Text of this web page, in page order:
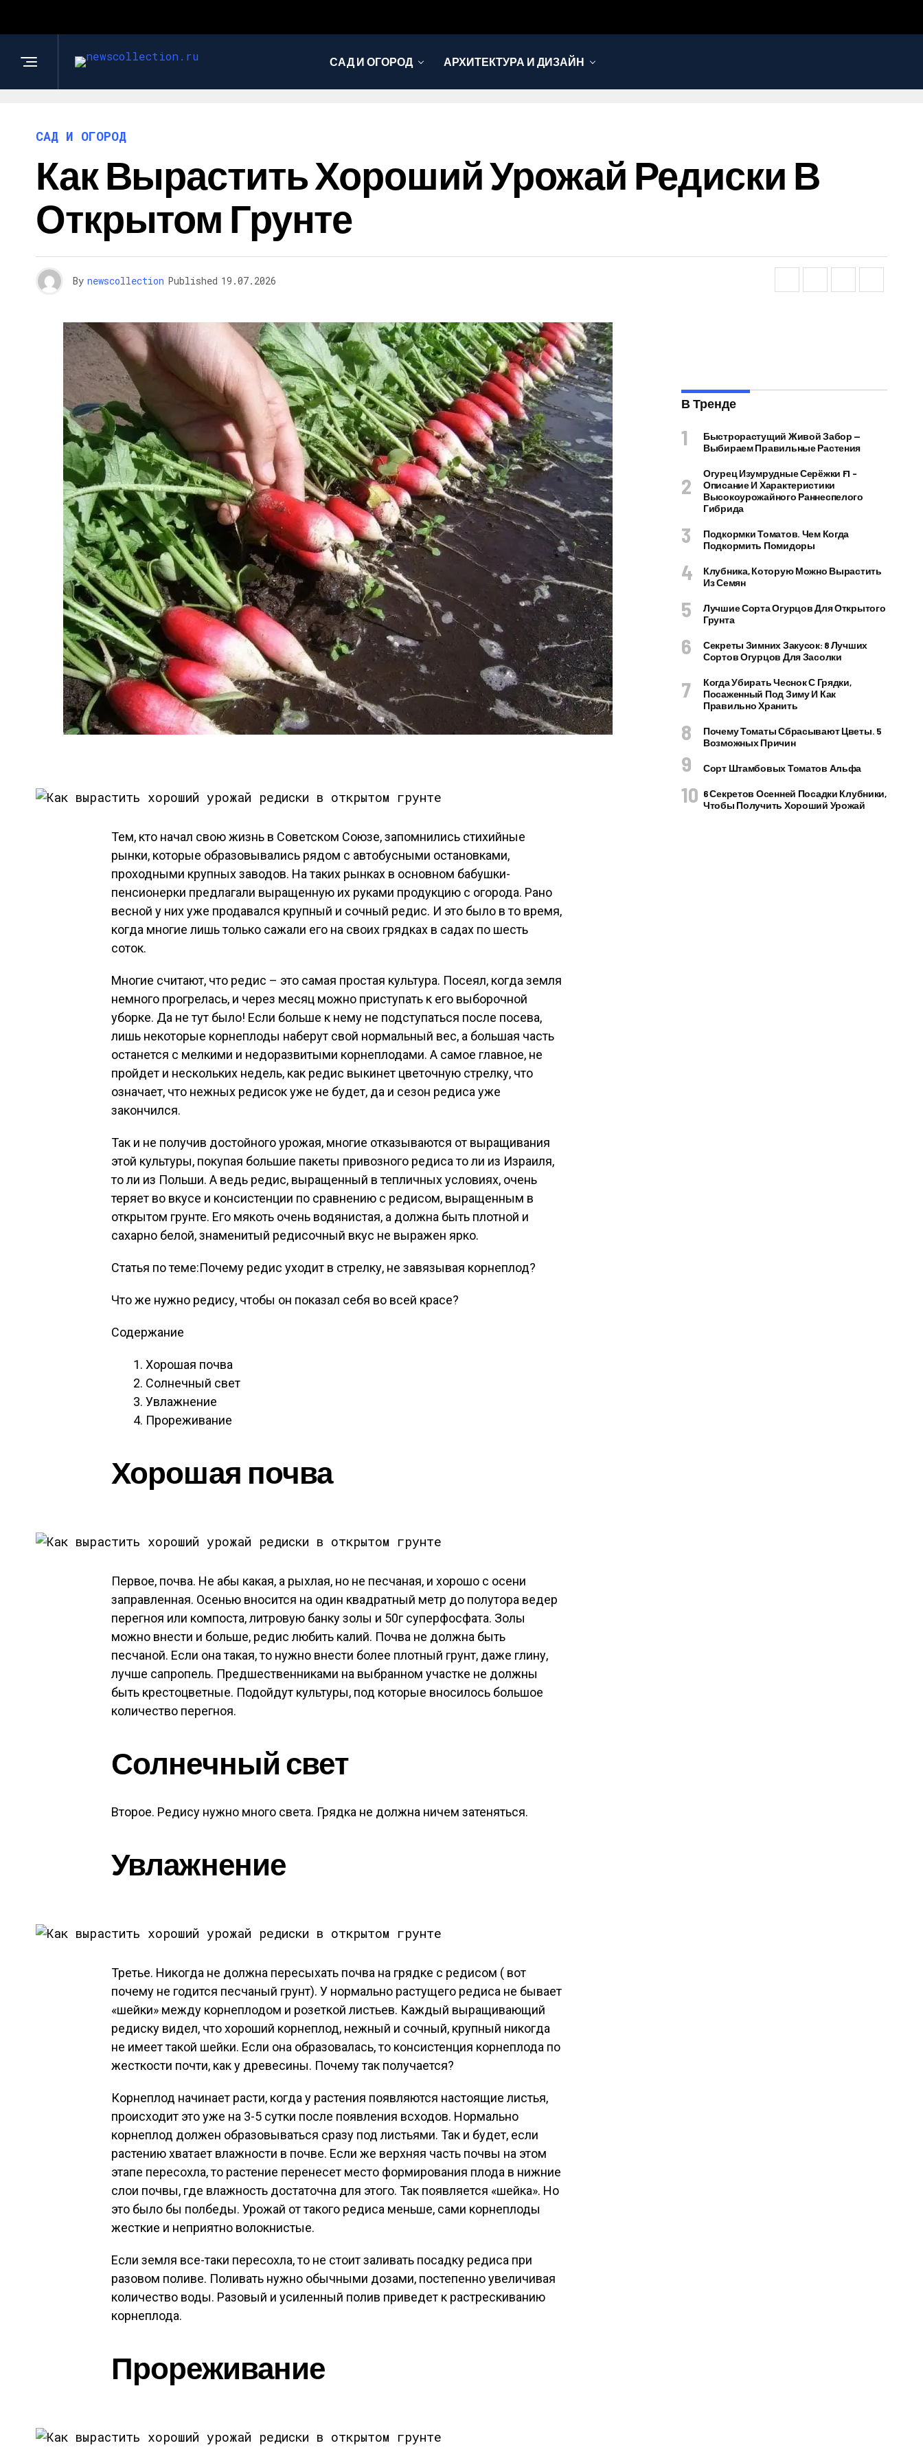
САД И ОГОРОД АРХИТЕКТУРА И ДИЗАЙН
САД И ОГОРОД
Как Вырастить Хороший Урожай Редиски В
Открытом Грунте
By newscollection Published 19.07.2026
Тем, кто начал свою жизнь в Советском Союзе, запомнились стихийные
рынки, которые образовывались рядом с автобусными остановками,
проходными крупных заводов. На таких рынках в основном бабушки-
пенсионерки предлагали выращенную их руками продукцию с огорода. Рано
весной у них уже продавался крупный и сочный редис. И это было в то время,
когда многие лишь только сажали его на своих грядках в садах по шесть
соток.
Многие считают, что редис – это самая простая культура. Посеял, когда земля
немного прогрелась, и через месяц можно приступать к его выборочной
уборке. Да не тут было! Если больше к нему не подступаться после посева,
лишь некоторые корнеплоды наберут свой нормальный вес, а большая часть
останется с мелкими и недоразвитыми корнеплодами. А самое главное, не
пройдет и нескольких недель, как редис выкинет цветочную стрелку, что
означает, что нежных редисок уже не будет, да и сезон редиса уже
закончился.
Так и не получив достойного урожая, многие отказываются от выращивания
этой культуры, покупая большие пакеты привозного редиса то ли из Израиля,
то ли из Польши. А ведь редис, выращенный в тепличных условиях, очень
теряет во вкусе и консистенции по сравнению с редисом, выращенным в
открытом грунте. Его мякоть очень водянистая, а должна быть плотной и
сахарно белой, знаменитый редисочный вкус не выражен ярко.
Статья по теме:Почему редис уходит в стрелку, не завязывая корнеплод?
Что же нужно редису, чтобы он показал себя во всей красе?
Содержание
Хорошая почва
Солнечный свет
Увлажнение
Прореживание
Хорошая почва
Первое, почва. Не абы какая, а рыхлая, но не песчаная, и хорошо с осени
заправленная. Осенью вносится на один квадратный метр до полутора ведер
перегноя или компоста, литровую банку золы и 50г суперфосфата. Золы
можно внести и больше, редис любить калий. Почва не должна быть
песчаной. Если она такая, то нужно внести более плотный грунт, даже глину,
лучше сапропель. Предшественниками на выбранном участке не должны
быть крестоцветные. Подойдут культуры, под которые вносилось большое
количество перегноя.
Солнечный свет
Второе. Редису нужно много света. Грядка не должна ничем затеняться.
Увлажнение
Третье. Никогда не должна пересыхать почва на грядке с редисом ( вот
почему не годится песчаный грунт). У нормально растущего редиса не бывает
«шейки» между корнеплодом и розеткой листьев. Каждый выращивающий
редиску видел, что хороший корнеплод, нежный и сочный, крупный никогда
не имеет такой шейки. Если она образовалась, то консистенция корнеплода по
жесткости почти, как у древесины. Почему так получается?
Корнеплод начинает расти, когда у растения появляются настоящие листья,
происходит это уже на 3-5 сутки после появления всходов. Нормально
корнеплод должен образовываться сразу под листьями. Так и будет, если
растению хватает влажности в почве. Если же верхняя часть почвы на этом
этапе пересохла, то растение перенесет место формирования плода в нижние
слои почвы, где влажность достаточна для этого. Так появляется «шейка». Но
это было бы полбеды. Урожай от такого редиса меньше, сами корнеплоды
жесткие и неприятно волокнистые.
Если земля все-таки пересохла, то не стоит заливать посадку редиса при
разовом поливе. Поливать нужно обычными дозами, постепенно увеличивая
количество воды. Разовый и усиленный полив приведет к растрескиванию
корнеплода.
Прореживание
В Тренде
Быстрорастущий Живой Забор —
Выбираем Правильные Растения
Огурец Изумрудные Серёжки F1 –
Описание И Характеристики
Высокоурожайного Раннеспелого
Гибрида
Подкормки Томатов. Чем Когда
Подкормить Помидоры
Клубника, Которую Можно Вырастить
Из Семян
Лучшие Сорта Огурцов Для Открытого
Грунта
Секреты Зимних Закусок: 8 Лучших
Сортов Огурцов Для Засолки
Когда Убирать Чеснок С Грядки,
Посаженный Под Зиму И Как
Правильно Хранить
Почему Томаты Сбрасывают Цветы. 5
Возможных Причин
Сорт Штамбовых Томатов Альфа
6 Секретов Осенней Посадки Клубники,
Чтобы Получить Хороший Урожай